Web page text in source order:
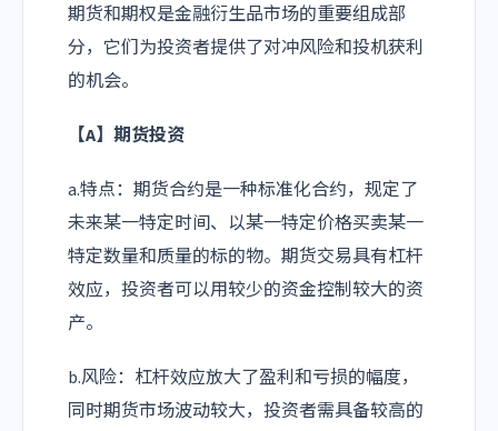
期货和期权是金融衍生品市场的重要组成部
分，它们为投资者提供了对冲风险和投机获利
的机会。
【A】期货投资
a.特点：期货合约是一种标准化合约，规定了
未来某一特定时间、以某一特定价格买卖某一
特定数量和质量的标的物。期货交易具有杠杆
效应，投资者可以用较少的资金控制较大的资
产。
b.风险：杠杆效应放大了盈利和亏损的幅度，
同时期货市场波动较大，投资者需具备较高的